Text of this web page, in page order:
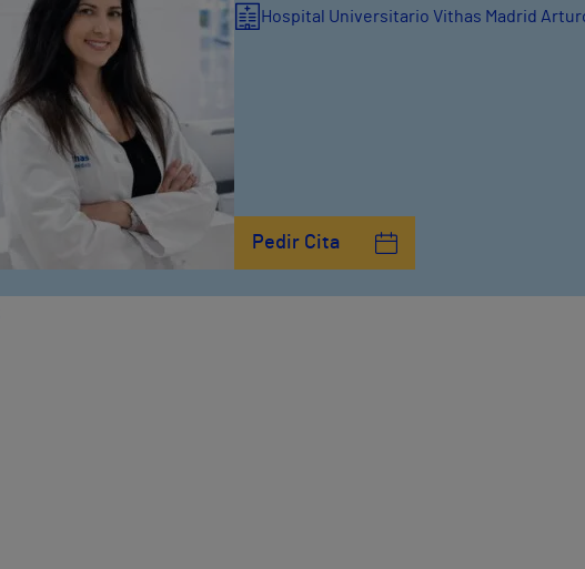
Hospital Universitario Vithas Madrid
Pedir Cita